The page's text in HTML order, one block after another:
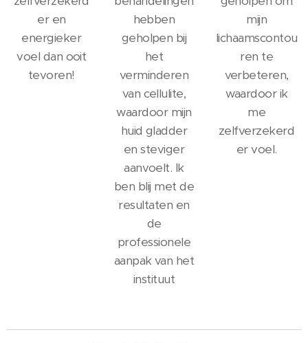
er en
energieker
voel dan ooit
tevoren!
hebben
geholpen bij
het
verminderen
van cellulite,
waardoor mijn
huid gladder
en steviger
aanvoelt. Ik
ben blij met de
resultaten en
de
professionele
aanpak van het
instituut
mijn
lichaamscontou
ren te
verbeteren,
waardoor ik
me
zelfverzekerd
er voel.